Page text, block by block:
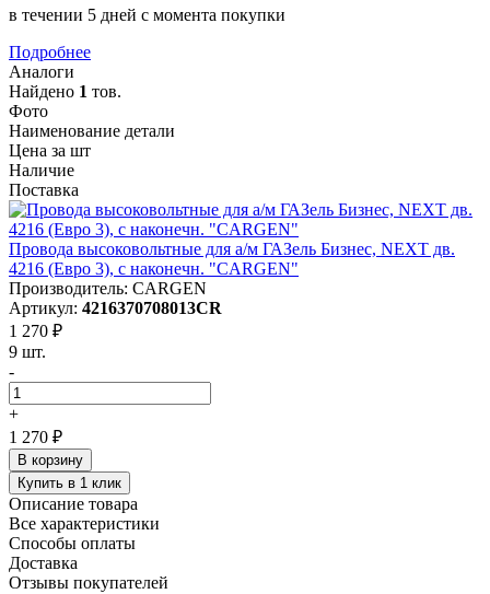
в течении 5 дней с момента покупки
Подробнее
Аналоги
Найдено 1 тов.
Фото
Наименование детали
Цена за шт
Наличие
Поставка
Провода высоковольтные для а/м ГАЗель Бизнес, NEXT дв.
4216 (Евро 3), с наконечн. "CARGEN"
Производитель: CARGEN
Артикул: 4216370708013CR
1 270 ₽
9 шт.
-
+
1 270 ₽
В корзину
Купить в 1 клик
Описание товара
Все характеристики
Способы оплаты
Доставка
Отзывы покупателей